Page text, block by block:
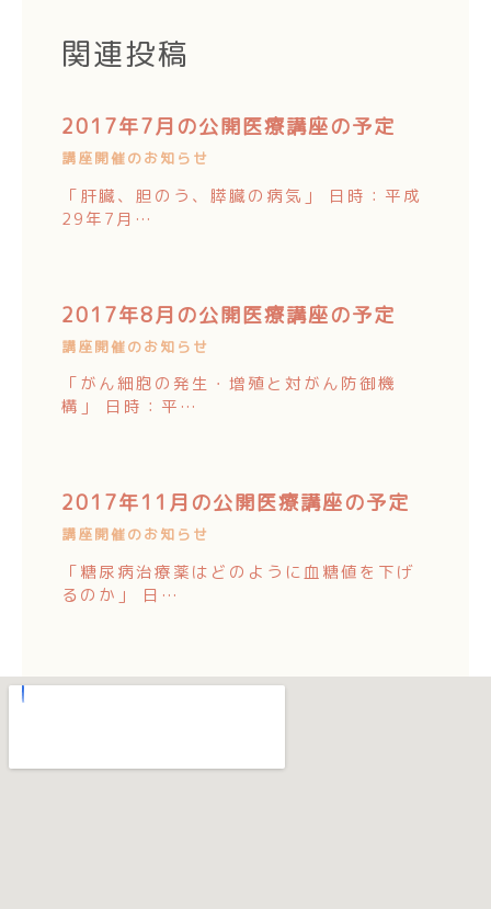
関連投稿
2017年7月の公開医療講座の予定
講座開催のお知らせ
「肝臓、胆のう、膵臓の病気」 日時：平成
29年7月…
2017年8月の公開医療講座の予定
講座開催のお知らせ
「がん細胞の発生・増殖と対がん防御機
構」 日時：平…
2017年11月の公開医療講座の予定
講座開催のお知らせ
「糖尿病治療薬はどのように血糖値を下げ
るのか」 日…